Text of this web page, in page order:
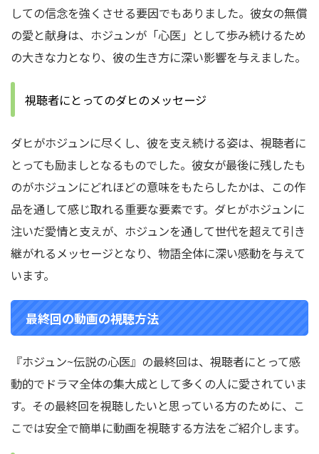
しての信念を強くさせる要因でもありました。彼女の無償
の愛と献身は、ホジュンが「心医」として歩み続けるため
の大きな力となり、彼の生き方に深い影響を与えました。
視聴者にとってのダヒのメッセージ
ダヒがホジュンに尽くし、彼を支え続ける姿は、視聴者に
とっても励ましとなるものでした。彼女が最後に残したも
のがホジュンにどれほどの意味をもたらしたかは、この作
品を通して感じ取れる重要な要素です。ダヒがホジュンに
注いだ愛情と支えが、ホジュンを通して世代を超えて引き
継がれるメッセージとなり、物語全体に深い感動を与えて
います。
最終回の動画の視聴方法
『ホジュン~伝説の心医』の最終回は、視聴者にとって感
動的でドラマ全体の集大成として多くの人に愛されていま
す。その最終回を視聴したいと思っている方のために、こ
こでは安全で簡単に動画を視聴する方法をご紹介します。